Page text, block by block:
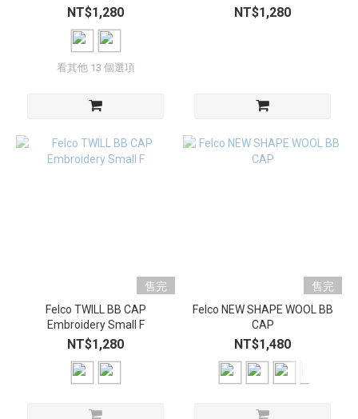
NT$1,280
看其他 13 個選項
NT$1,280
售完
Felco TWILL BB CAP
Embroidery Small F
NT$1,280
售完
Felco NEW SHAPE WOOL BB
CAP
NT$1,480